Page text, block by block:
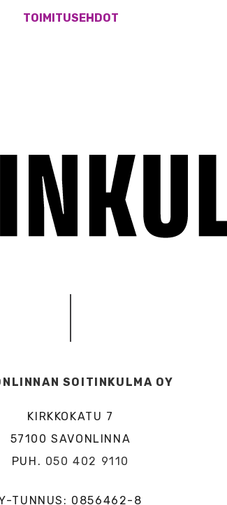
TOIMITUSEHDOT
SOITINKULMA OY
KIRKKOKATU 7
57100 SAVONLINNA
PUH. 050 402 9110
TUNNUS: 0856462-8